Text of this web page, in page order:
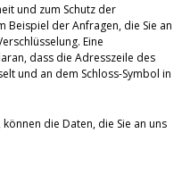
und zum Schutz der
Beispiel der Anfragen, die Sie an
Eine
dass die Adresszeile des
und an dem Schloss-Symbol in
die Daten, die Sie an uns